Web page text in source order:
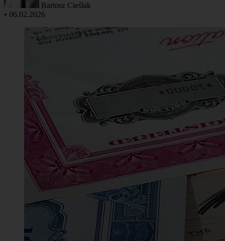
Bartosz Cieślak
• 06.02.2026